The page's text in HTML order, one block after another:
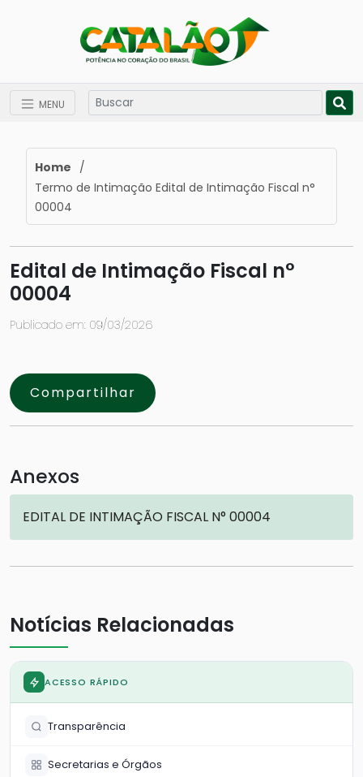
MENU
Home /
Termo de Intimação Edital de Intimação Fiscal n°
00004
Edital de Intimação Fiscal n°
00004
Publicado em: 09/03/2026
Compartilhar
Anexos
EDITAL DE INTIMAÇÃO FISCAL N° 00004
Notícias Relacionadas
ACESSO RÁPIDO
Transparência
Secretarias e Órgãos